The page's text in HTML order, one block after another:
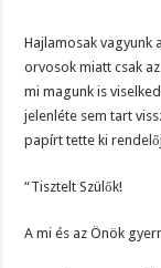
Hajlamosak vagyunk
orvosok miatt csak
mi magunk is
jelenléte sem tart
papírt tette ki
“Tisztelt Szülők!
A mi és az Önök